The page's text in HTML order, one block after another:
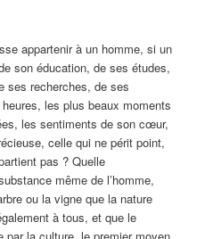
appartenir à un homme, si un
son éducation, de ses études,
ses recherches, de ses
les plus beaux moments
les sentiments de son cœur,
celle qui ne périt point,
pas ? Quelle
même de l’homme,
ou la vigne que la nature
à tous, et que le